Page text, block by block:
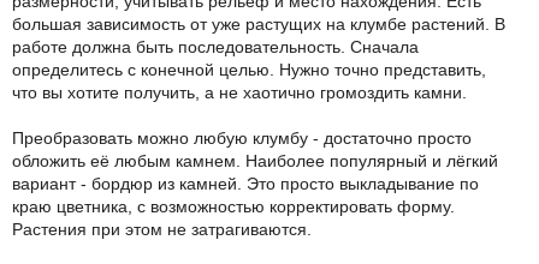
большая зависимость от уже растущих на клумбе растений. В
работе должна быть последовательность. Сначала
определитесь с конечной целью. Нужно точно представить,
что вы хотите получить, а не хаотично громоздить камни.
Преобразовать можно любую клумбу - достаточно просто
обложить её любым камнем. Наиболее популярный и лёгкий
вариант - бордюр из камней. Это просто выкладывание по
краю цветника, с возможностью корректировать форму.
Растения при этом не затрагиваются.